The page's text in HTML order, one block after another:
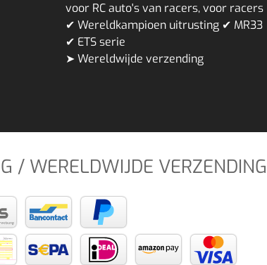
voor RC auto's van racers, voor racers
✔ Wereldkampioen uitrusting ✔ MR33
✔ ETS serie
➤ Wereldwijde verzending
/ WERELDWIJDE VERZENDING